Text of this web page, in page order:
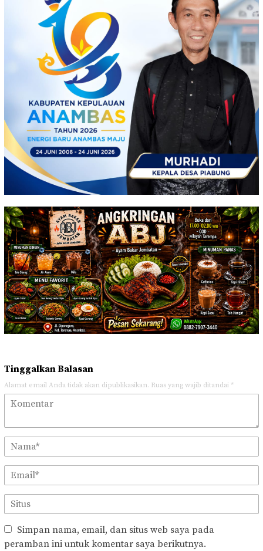
Tinggalkan Balasan
Alamat email Anda tidak akan dipublikasikan. Ruas yang wajib ditandai *
Simpan nama, email, dan situs web saya pada
peramban ini untuk komentar saya berikutnya.